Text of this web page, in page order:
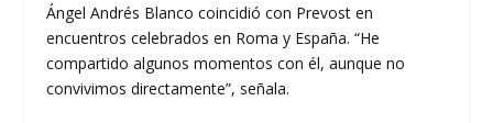
Ángel Andrés Blanco coincidió con Prevost en
encuentros celebrados en Roma y España. “He
compartido algunos momentos con él, aunque no
convivimos directamente”, señala.